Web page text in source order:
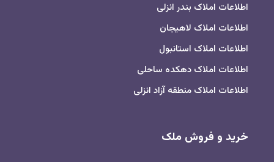
اطلاعات املاک بندر انزلی
اطلاعات املاک لاهیجان
اطلاعات املاک استانبول
اطلاعات املاک دهکده ساحلی
اطلاعات املاک منطقه آزاد انزلی
خرید و فروش ملک